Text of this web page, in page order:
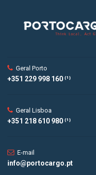
Geral Porto
+351 229 998 160 ⁽¹⁾
Geral Lisboa
+351 218 610 980 ⁽¹⁾
E-mail
info@portocargo.pt